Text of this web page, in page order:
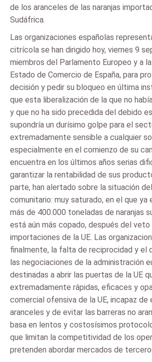
de los aranceles de las naranjas
Sudáfrica.
Las organizaciones españolas
citrícola se han dirigido hoy, viernes 9
miembros del Parlamento Europeo y a
Estado de Comercio de España, para
decisión y pedir su bloqueo en última
que esta liberalización de la que no
y que no ha sido precedida del debido
supondría un durísimo golpe para el
extremadamente sensible a cualquier
especialmente en el comienzo de su
encuentra en los últimos años serias
garantizar la rentabilidad de sus
parte, han alertado sobre la situación
comunitario: muy saturado, en el que ya
más de 400.000 toneladas de naranjas
está aún más copado, después del veto
importaciones de la UE. Las
finalmente, la falta de reciprocidad y el
las negociaciones de la administración
destinadas a abrir las puertas de la UE
extremadamente rápidas, eficaces y
comercial ofensiva de la UE, incapaz de
aranceles y de evitar las barreras no
basa en lentos y costosísimos
que limitan la competitividad de los
pretenden abordar mercados de